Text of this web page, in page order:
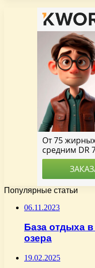
Популярные статьи
06.11.2023
База отдыха
озера
19.02.2025